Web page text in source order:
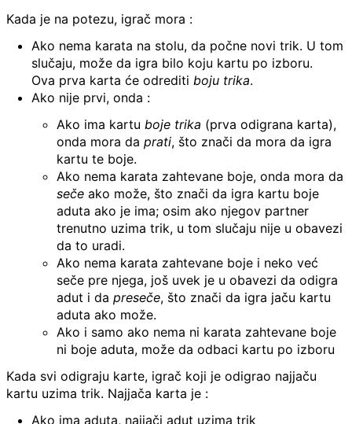
Kada je na potezu, igrač mora :
Ako nema karata na stolu, da počne novi trik. U tom
slučaju, može da igra bilo koju kartu po izboru.
Ova prva karta će odrediti boju trika.
Ako nije prvi, onda :
Ako ima kartu boje trika (prva odigrana karta),
onda mora da prati, što znači da mora da igra
kartu te boje.
Ako nema karata zahtevane boje, onda mora da
seče ako može, što znači da igra kartu boje
aduta ako je ima; osim ako njegov partner
trenutno uzima trik, u tom slučaju nije u obavezi
da to uradi.
Ako nema karata zahtevane boje i neko već
seče pre njega, još uvek je u obavezi da odigra
adut i da preseče, što znači da igra jaču kartu
aduta ako može.
Ako i samo ako nema ni karata zahtevane boje
ni boje aduta, može da odbaci kartu po izboru
Kada svi odigraju karte, igrač koji je odigrao najjaču
kartu uzima trik. Najjača karta je :
Ako ima aduta, najjači adut uzima trik